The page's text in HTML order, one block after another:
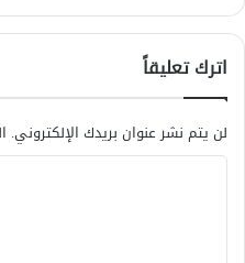
اترك تعليقاً
لن يتم نشر عنوان بريدك الإلكتروني.